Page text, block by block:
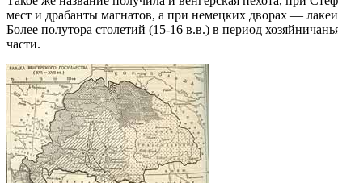
мест и драбанты магнатов, а при немецких дворах —
Более полутора столетий (15-16 в.в.) в период
части.